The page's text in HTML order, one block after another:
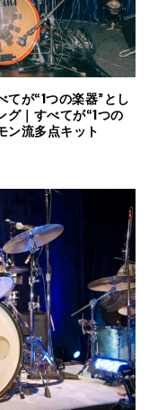
てが“1つの楽器”とし
｜すべてが“1つの
ン流多点キット